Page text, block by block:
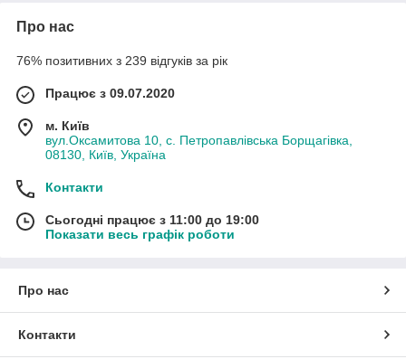
Про нас
76% позитивних з 239 відгуків за рік
Працює з 09.07.2020
м. Київ
вул.Оксамитова 10, с. Петропавлівська Борщагівка,
08130, Київ, Україна
Контакти
Сьогодні працює з 11:00 до 19:00
Показати весь графік роботи
Про нас
Контакти